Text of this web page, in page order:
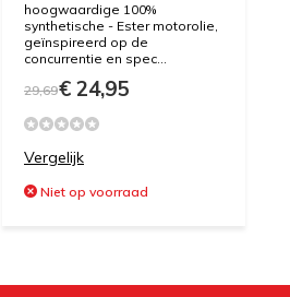
hoogwaardige 100%
synthetische - Ester motorolie,
geïnspireerd op de
concurrentie en spec...
29,69€ 24,95
Vergelijk
Niet op voorraad